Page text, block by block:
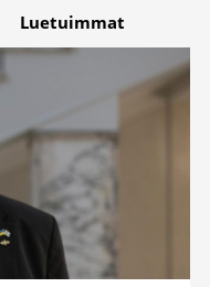
Luetuimmat